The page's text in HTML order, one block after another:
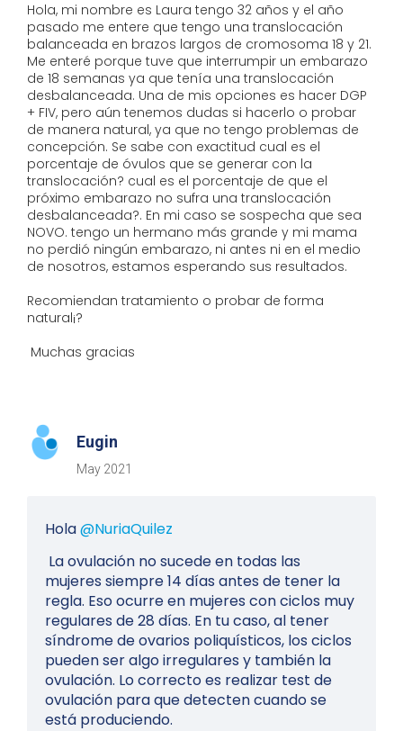
Hola, mi nombre es Laura tengo 32 años y el año
pasado me entere que tengo una translocación
balanceada en brazos largos de cromosoma 18 y 21.
Me enteré porque tuve que interrumpir un embarazo
de 18 semanas ya que tenía una translocación
desbalanceada. Una de mis opciones es hacer DGP
+ FIV, pero aún tenemos dudas si hacerlo o probar
de manera natural, ya que no tengo problemas de
concepción. Se sabe con exactitud cual es el
porcentaje de óvulos que se generar con la
translocación? cual es el porcentaje de que el
próximo embarazo no sufra una translocación
desbalanceada?. En mi caso se sospecha que sea
NOVO. tengo un hermano más grande y mi mama
no perdió ningún embarazo, ni antes ni en el medio
de nosotros, estamos esperando sus resultados.
Recomiendan tratamiento o probar de forma
natural¡?
Muchas gracias
Eugin
May 2021
Hola@NuriaQuilez
La ovulación no sucede en todas las
mujeres siempre 14 días antes de tener la
regla. Eso ocurre en mujeres con ciclos muy
regulares de 28 días. En tu caso, al tener
síndrome de ovarios poliquísticos, los ciclos
pueden ser algo irregulares y también la
ovulación. Lo correcto es realizar test de
ovulación para que detecten cuando se
está produciendo.